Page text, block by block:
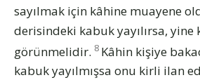
sayılmak için kâhine muayene
derisindeki kabuk yayılırsa, yine
görünmelidir. 8 Kâhin kişiye
kabuk yayılmışsa onu kirli ilan